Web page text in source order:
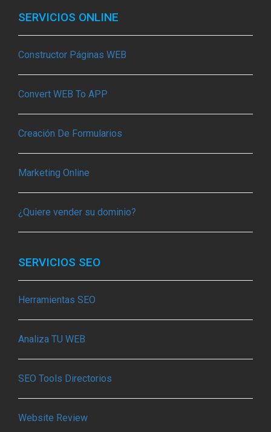
SERVICIOS ONLINE
Constructor Páginas WEB
Convert WEB To APP
Creación De Formularios
Marketing Online
¿Quiere vender su dominio?
SERVICIOS SEO
Herramientas SEO
Analiza TU WEB
SEO Tools Directorios
Website Review